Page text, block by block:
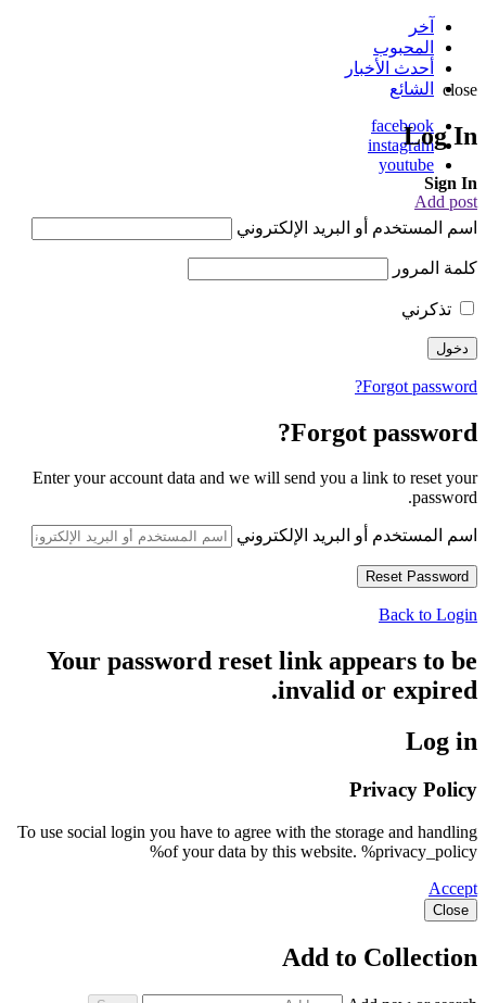
آخر
المحبوب
أحدث الأخبار
الشائع
facebook
instagram
youtube
Add post
close
Log In
Sign In
اسم المستخدم أو البريد الإلكتروني
كلمة المرور
تذكرني
Forgot password?
Forgot password?
Enter your account data and we will send you a link to reset your
password.
اسم المستخدم أو البريد الإلكتروني
Back to Login
Your password reset link appears to be
invalid or expired.
Log in
Privacy Policy
To use social login you have to agree with the storage and handling
of your data by this website. %privacy_policy%
Accept
Close
Add to Collection